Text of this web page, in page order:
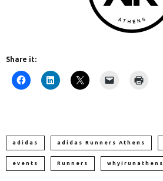
Share it:
adidas adidas Runners Athens
events Runners whyirunathens